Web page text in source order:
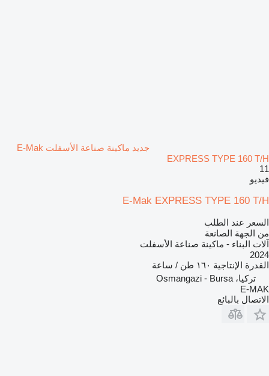
جديد ماكينة صناعة الأسفلت E-Mak
EXPRESS TYPE 160 T/H
11
فيديو
E-Mak EXPRESS TYPE 160 T/H
السعر عند الطلب
من الجهة الصانعة
آلات البناء - ماكينة صناعة الأسفلت
2024
القدرة الإنتاجية ١٦٠ طن / ساعة
تركيا، Osmangazi - Bursa
E-MAK
الاتصال بالبائع